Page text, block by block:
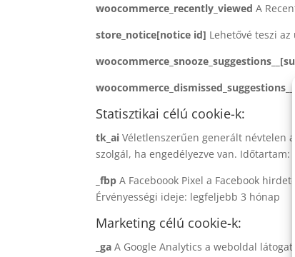
woocommerce_recently_viewed A
store_notice[notice id] Lehetővé teszi
Statisztikai célú cookie-k:
tk_ai Véletlenszerűen generált névtelen
szolgál, ha engedélyezve van.
_fbp A Faceboook Pixel a Facebook
Érvényességi ideje: legfeljebb 3 hónap
Marketing célú cookie-k:
_ga A Google Analytics a weboldal